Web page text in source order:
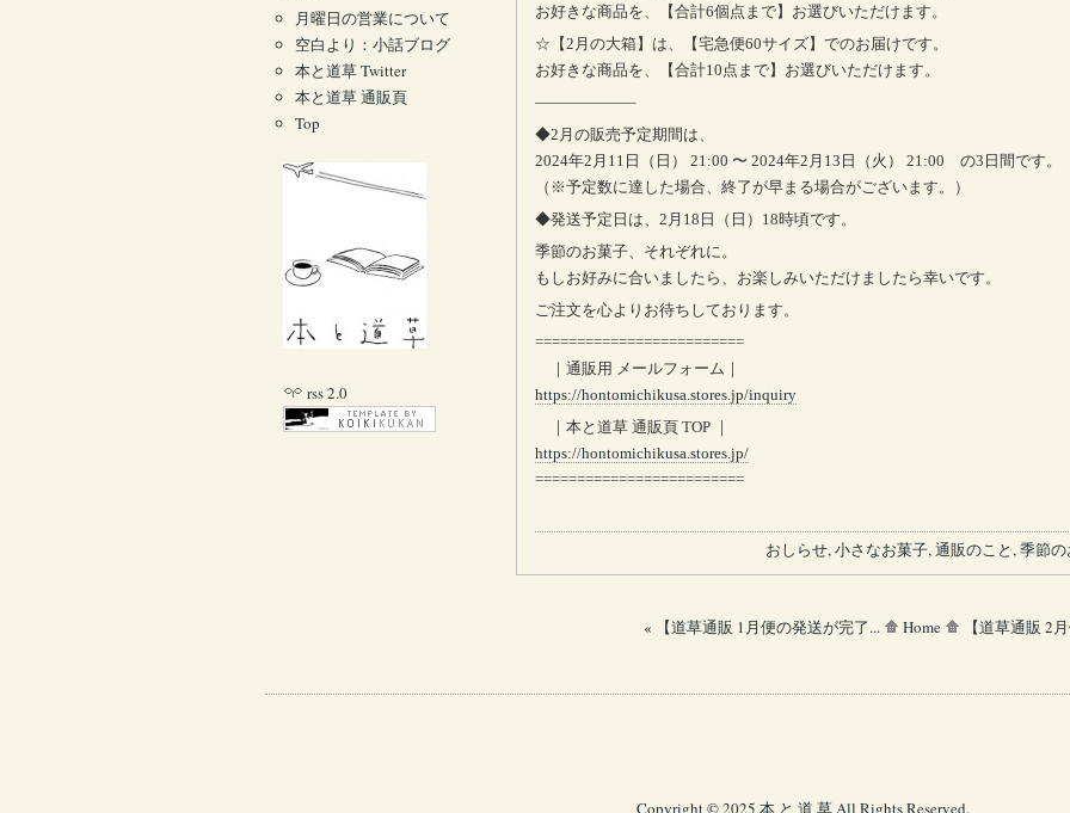
お好きな商品を、【合計6個点まで】お選びいただけます。
☆【2月の大箱】は、【宅急便60サイズ】でのお届けです。
お好きな商品を、【合計10点まで】お選びいただけます。
——————–
◆2月の販売予定期間は、
2024年2月11日（日） 21:00 〜 2024年2月13日（火） 21:00 の3日間です。
（※予定数に達した場合、終了が早まる場合がございます。）
◆発送予定日は、2月18日（日）18時頃です。
季節のお菓子、それぞれに。
もしお好みに合いましたら、お楽しみいただけましたら幸いです。
ご注文を心よりお待ちしております。
=========================
｜通販用 メールフォーム｜
https://hontomichikusa.stores.jp/inquiry
｜本と道草 通販頁 TOP ｜
https://hontomichikusa.stores.jp/
=========================
おしらせ,小さなお菓子,通販のこと,季節
« 【道草通販 1月便の発送が完了... Home 【道草通販 2
月曜日の営業について
空白より：小話ブログ
本と道草 Twitter
本と道草 通販頁
Top
rss 2.0
Copyright © 2025 本 と 道 草 All Rights Reserved.